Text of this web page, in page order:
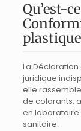
Qu’est-
La
juridique
elle
de colorants,
en laboratoire
sanitaire.